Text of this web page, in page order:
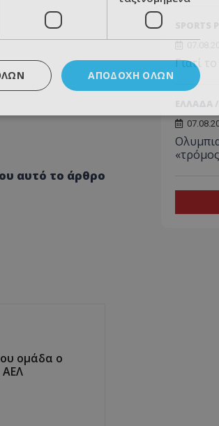
αυτό το άρθρο
ομάδα ο
ΑΕΛ
Γιατί
ΕΛΛΑΔΑ
ΑΠΟΔΟΧΉ ΌΛΩΝ